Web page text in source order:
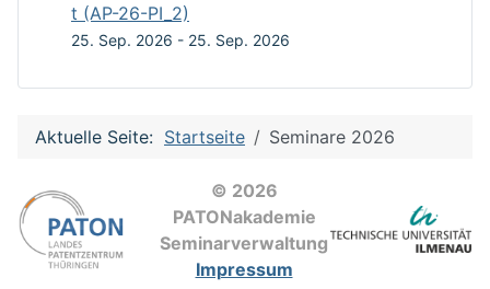
t (AP-26-PI_2)
25. Sep. 2026 - 25. Sep. 2026
Aktuelle Seite: Startseite Seminare 2026
© 2026
PATONakademie
Seminarverwaltung
Impressum